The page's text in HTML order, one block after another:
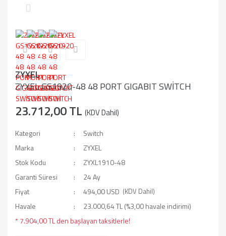
ZYXEL
ZYXEL GS1920-48 48 PORT GIGABIT SWİTCH
23.712,00 TL (KDV Dahil)
Kategori
Switch
Marka
ZYXEL
Stok Kodu
ZYXL1910-48
Garanti Süresi
24 Ay
Fiyat
494,00 USD (KDV Dahil)
Havale
23.000,64 TL (%3,00 havale indirimi)
* 7.904,00 TL den başlayan taksitlerle!